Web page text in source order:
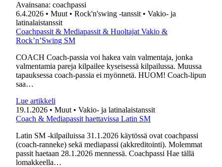
Avainsana: coachpassi
6.4.2026 • Muut • Rock'n'swing -tanssit • Vakio- ja
latinalaistanssit
Coachpassit & Mediapassit & Huoltajat Vakio &
Rock’n’Swing SM
COACH Coach-passia voi hakea vain valmentaja, jonka
valmentamia pareja kilpailee kyseisessä kilpailussa. Muussa
tapauksessa coach-passia ei myönnetä. HUOM! Coach-lipun
saa…
Lue artikkeli
19.1.2026 • Muut • Vakio- ja latinalaistanssit
Coach & Mediapassit haettavissa Latin SM
Latin SM -kilpailuissa 31.1.2026 käytössä ovat coachpassi
(coach-ranneke) sekä mediapassi (akkreditointi). Molemmat
passit haetaan 28.1.2026 mennessä. Coachpassi Hae tällä
lomakkeella…